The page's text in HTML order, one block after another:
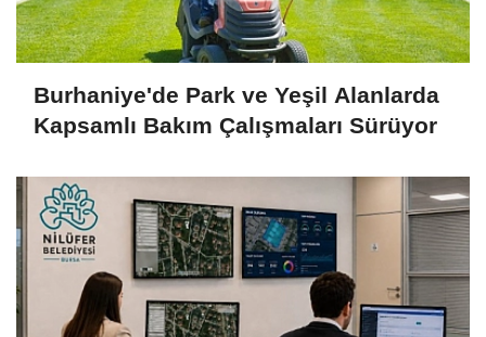
Burhaniye'de Park ve Yeşil Alanlarda
Kapsamlı Bakım Çalışmaları Sürüyor